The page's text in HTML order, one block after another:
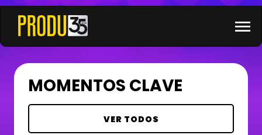
menu
×
MOMENTOS CLAVE
VER TODOS